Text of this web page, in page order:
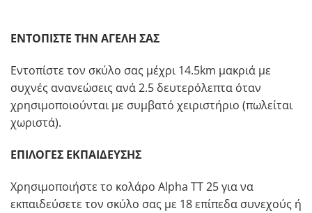
ΕΝΤΟΠΙΣΤΕ ΤΗΝ ΑΓΕΛΗ ΣΑΣ
Εντοπίστε τον σκύλο σας μέχρι 14.5km μακριά με
συχνές ανανεώσεις ανά 2.5 δευτερόλεπτα όταν
χρησιμοποιούνται με συμβατό χειριστήριο (πωλείται
χωριστά).
ΕΠΙΛΟΓΕΣ ΕΚΠΑΙΔΕΥΣΗΣ
Χρησιμοποιήστε το κολάρο Alpha ΤΤ 25 για να
εκπαιδεύσετε τον σκύλο σας με 18 επίπεδα συνεχούς ή